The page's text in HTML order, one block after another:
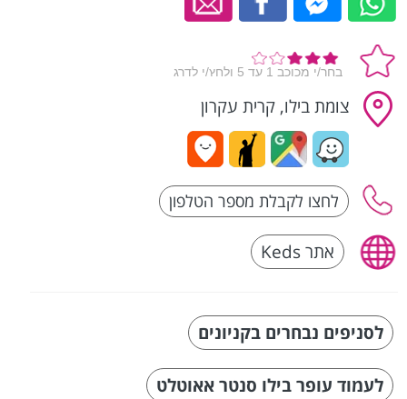
צומת בילו, קרית עקרון
אתר Keds
לסניפים נבחרים בקניונים
לעמוד עופר בילו סנטר אאוטלט